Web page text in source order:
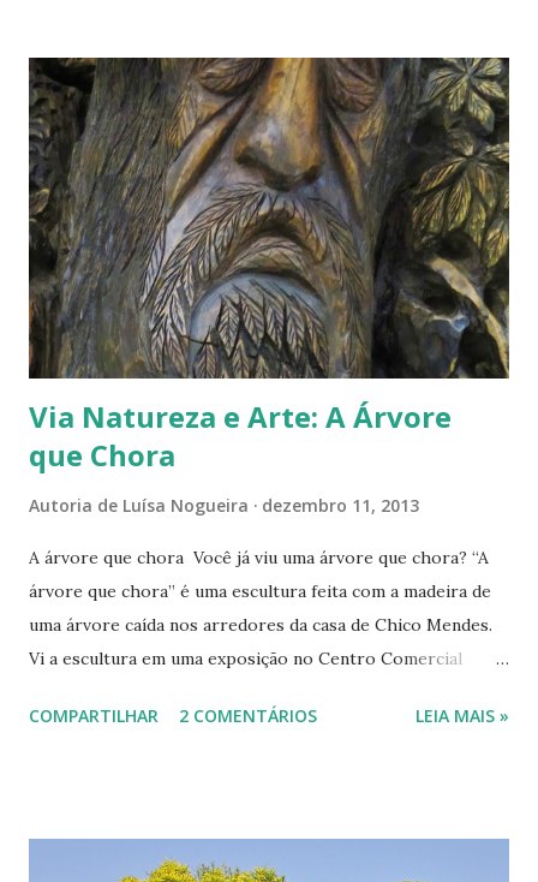
Via Natureza e Arte: A Árvore
que Chora
Autoria de Luísa Nogueira dezembro 11, 2013
A árvore que chora Você já viu uma árvore que chora? “A
árvore que chora” é uma escultura feita com a madeira de
uma árvore caída nos arredores da casa de Chico Mendes.
Vi a escultura em uma exposição no Centro Comercial
escultura estava entre outras obras de madeira esculpidas
enquanto um homem a mata, serrando-a. A obra de arte
COMPARTILHAR 2 COMENTÁRIOS LEIA MAIS »